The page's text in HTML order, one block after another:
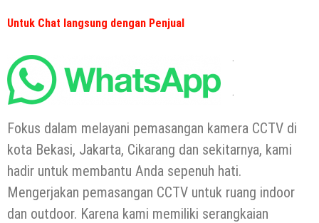
Untuk Chat langsung dengan Penjual
Fokus dalam melayani pemasangan kamera CCTV di
kota Bekasi, Jakarta, Cikarang dan sekitarnya, kami
hadir untuk membantu Anda sepenuh hati.
Mengerjakan pemasangan CCTV untuk ruang indoor
dan outdoor. Karena kami memiliki serangkaian